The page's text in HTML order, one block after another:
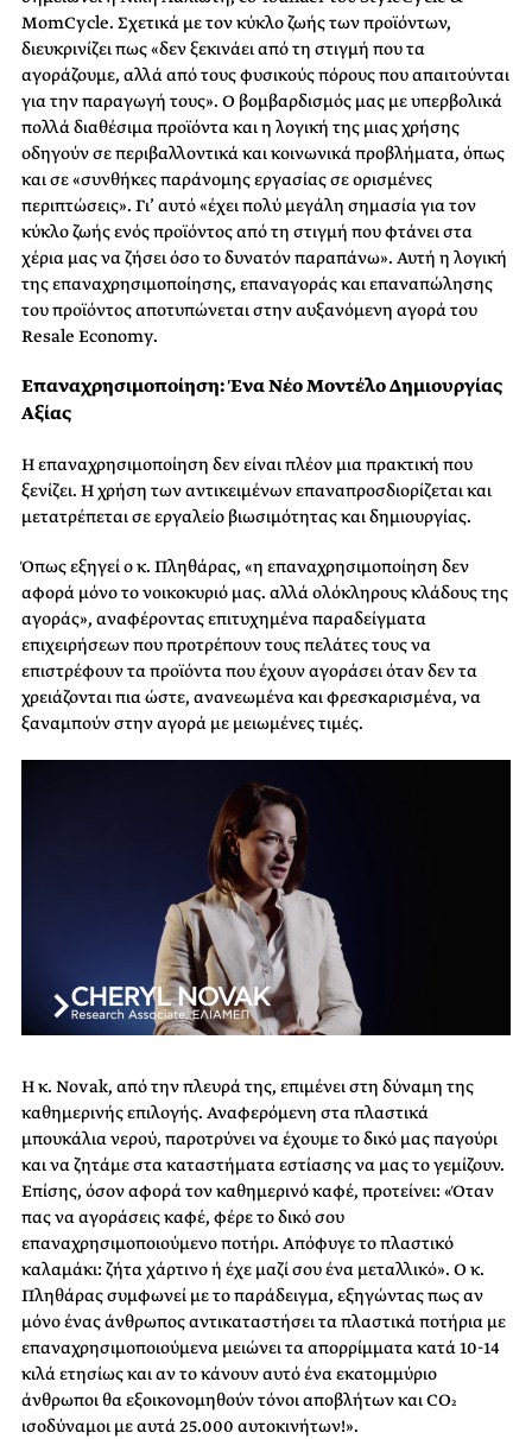
MomCycle. Σχετικά με τον κύκλο ζωής των προϊόντων,
διευκρινίζει πως «δεν ξεκινάει από τη στιγμή που τα
αγοράζουμε, αλλά από τους φυσικούς πόρους που απαιτούνται
για την παραγωγή τους». Ο βομβαρδισμός μας με υπερβολικά
πολλά διαθέσιμα προϊόντα και η λογική της μιας χρήσης
οδηγούν σε περιβαλλοντικά και κοινωνικά προβλήματα, όπως
και σε «συνθήκες παράνομης εργασίας σε ορισμένες
περιπτώσεις». Γι’ αυτό «έχει πολύ μεγάλη σημασία για τον
κύκλο ζωής ενός προϊόντος από τη στιγμή που φτάνει στα
χέρια μας να ζήσει όσο το δυνατόν παραπάνω». Αυτή η λογική
της επαναχρησιμοποίησης, επαναγοράς και επαναπώλησης
του προϊόντος αποτυπώνεται στην αυξανόμενη αγορά του
Resale Economy.
Επαναχρησιμοποίηση: Ένα Νέο Μοντέλο Δημιουργίας
Αξίας
Η επαναχρησιμοποίηση δεν είναι πλέον μια πρακτική που
ξενίζει. Η χρήση των αντικειμένων επαναπροσδιορίζεται και
μετατρέπεται σε εργαλείο βιωσιμότητας και δημιουργίας.
Όπως εξηγεί ο κ. Πληθάρας, «η επαναχρησιμοποίηση δεν
αφορά μόνο το νοικοκυριό μας. αλλά ολόκληρους κλάδους της
αγοράς», αναφέροντας επιτυχημένα παραδείγματα
επιχειρήσεων που προτρέπουν τους πελάτες τους να
επιστρέφουν τα προϊόντα που έχουν αγοράσει όταν δεν τα
χρειάζονται πια ώστε, ανανεωμένα και φρεσκαρισμένα, να
ξαναμπούν στην αγορά με μειωμένες τιμές.
Η κ. Novak, από την πλευρά της, επιμένει στη δύναμη της
καθημερινής επιλογής. Αναφερόμενη στα πλαστικά
μπουκάλια νερού, παροτρύνει να έχουμε το δικό μας παγούρι
και να ζητάμε στα καταστήματα εστίασης να μας το γεμίζουν.
Επίσης, όσον αφορά τον καθημερινό καφέ, προτείνει: «Όταν
πας να αγοράσεις καφέ, φέρε το δικό σου
επαναχρησιμοποιούμενο ποτήρι. Απόφυγε το πλαστικό
καλαμάκι: ζήτα χάρτινο ή έχε μαζί σου ένα μεταλλικό». Ο κ.
Πληθάρας συμφωνεί με το παράδειγμα, εξηγώντας πως αν
μόνο ένας άνθρωπος αντικαταστήσει τα πλαστικά ποτήρια με
επαναχρησιμοποιούμενα μειώνει τα απορρίμματα κατά 10-14
κιλά ετησίως και αν το κάνουν αυτό ένα εκατομμύριο
άνθρωποι θα εξοικονομηθούν τόνοι αποβλήτων και CO₂
ισοδύναμοι με αυτά 25.000 αυτοκινήτων!».